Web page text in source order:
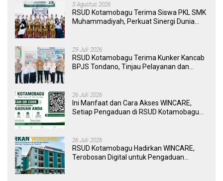
3 Agustus 2026
RSUD Kotamobagu Terima Siswa PKL SMK
Muhammadiyah, Perkuat Sinergi Dunia
29 Juli 2026
RSUD Kotamobagu Terima Kunker Kancab
BPJS Tondano, Tinjau Pelayanan dan
26 Juli 2026
Ini Manfaat dan Cara Akses WINCARE,
Setiap Pengaduan di RSUD Kotamobagu
26 Juli 2026
RSUD Kotamobagu Hadirkan WINCARE,
Terobosan Digital untuk Pengaduan